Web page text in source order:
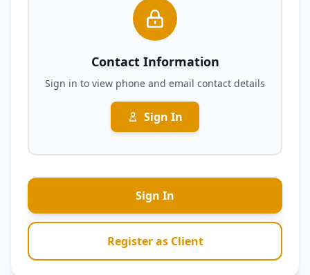
Contact Information
Sign in to view phone and email contact details
Sign In
Sign In
Register as Client